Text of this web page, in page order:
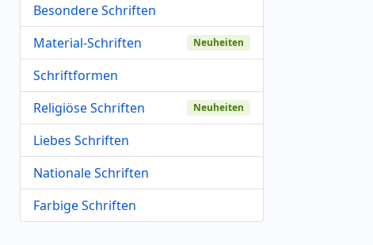
Besondere Schriften
Material-Schriften
Neuheiten
Schriftformen
Religiöse Schriften
Neuheiten
Liebes Schriften
Nationale Schriften
Farbige Schriften